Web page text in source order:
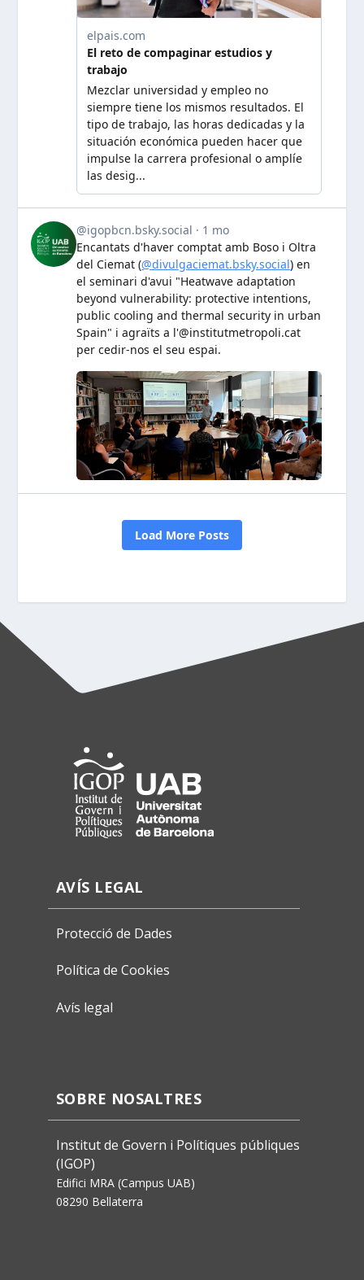
AVÍS LEGAL
Protecció de Dades
Política de Cookies
Avís legal
SOBRE NOSALTRES
Institut de Govern i Polítiques públiques
(IGOP)
Edifici MRA (Campus UAB)
08290 Bellaterra